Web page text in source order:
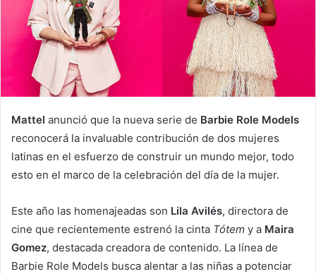
a
i
l
Mattel anunció que la nueva serie de Barbie Role Models
reconocerá la invaluable contribución de dos mujeres
latinas en el esfuerzo de construir un mundo mejor, todo
esto en el marco de la celebración del día de la mujer.
Este año las homenajeadas son Lila Avilés, directora de
cine que recientemente estrenó la cinta Tótem y a Maira
Gomez, destacada creadora de contenido. La línea de
Barbie Role Models busca alentar a las niñas a potenciar